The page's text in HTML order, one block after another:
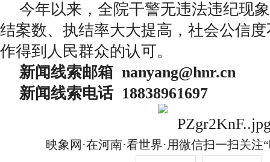
今年以来，全院干警无违法违纪现
结案数、执结率大大提高，社会公信
作得到人民群众的认可。
新闻线索邮箱
新闻线索电话 18838961697
映象网·在河南·看世界·用微信扫一扫关注